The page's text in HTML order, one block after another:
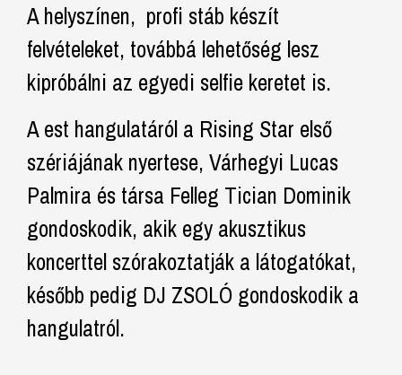
A helyszínen, profi stáb készít
felvételeket, továbbá lehetőség lesz
kipróbálni az egyedi selfie keretet is.
A est hangulatáról a Rising Star első
szériájának nyertese, Várhegyi Lucas
Palmira és társa Felleg Tician Dominik
gondoskodik, akik egy akusztikus
koncerttel szórakoztatják a látogatókat,
később pedig DJ ZSOLÓ gondoskodik a
hangulatról.